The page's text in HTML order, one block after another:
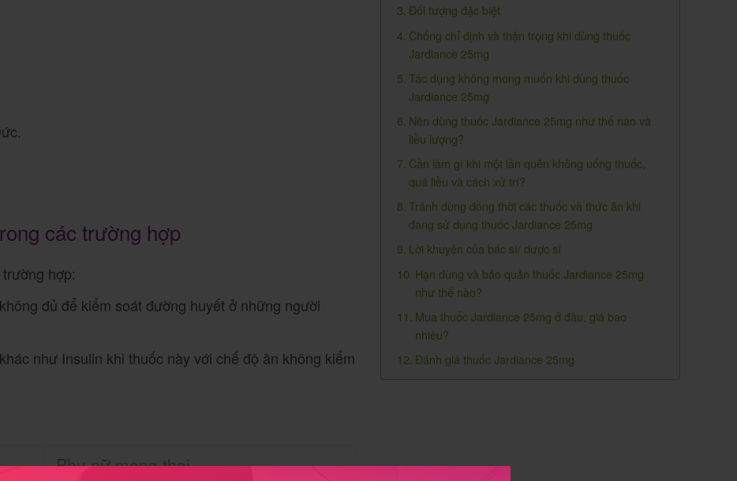
các trường hợp
hợp:
đủ để kiểm soát đường huyết ở những người
như Insulin khi thuốc này với chế độ ăn không kiểm
Phụ nữ mang thai
Đối tượng đặc biệt
Chống chỉ định và thận trọng khi dùng thuốc
Jardiance 25mg
Tác dụng không mong muốn khi dùng thuốc
Jardiance 25mg
Nên dùng thuốc Jardiance 25mg như thế nào và
liều lượng?
Cần làm gì khi một lần quên không uống thuốc,
quá liều và cách xử trí?
Tránh dùng đồng thời các thuốc và thức ăn khi
đang sử dụng thuốc Jardiance 25mg
Lời khuyên của bác sĩ/ dược sĩ
Hạn dùng và bảo quản thuốc Jardiance 25mg
như thế nào?
Mua thuốc Jardiance 25mg ở đâu, giá bao
nhiêu?
Đánh giá thuốc Jardiance 25mg